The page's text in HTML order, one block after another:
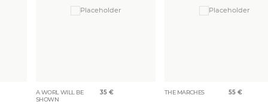
A WORL WILL BE
SHOWN
35 € THE MARCHES 55 €